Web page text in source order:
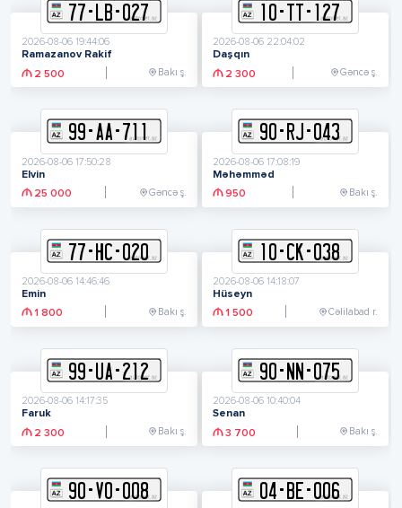
77- LB-027
2026-08-06 19:44:06
Ramazanov Rakif
2 500
Bakı ş.
10-TT-127
2026-08-06 22:04:02
Daşqın
2 300
Gəncə ş.
99-AA-711
2026-08-06 17:50:28
Elvin
25 000
Gəncə ş.
90- RJ-043
2026-08-06 17:08:19
Məhəmməd
950
Bakı ş.
77-HC-020
2026-08-06 14:46:46
Emin
1 800
Bakı ş.
10-CK-038
2026-08-06 14:18:07
Hüseyn
1 500
Cəlilabad r.
99-UA-212
2026-08-06 14:17:35
Faruk
2 300
Bakı ş.
90-NN -075
2026-08-06 10:40:04
Senan
3 700
Bakı ş.
90-VO-008 04- BE-006